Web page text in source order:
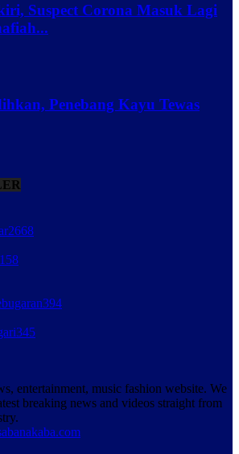
Suspect Corona Masuk Lagi
Penebang Kayu Tewas
2668
394
345
entertainment, music fashion website. We
breaking news and videos straight from